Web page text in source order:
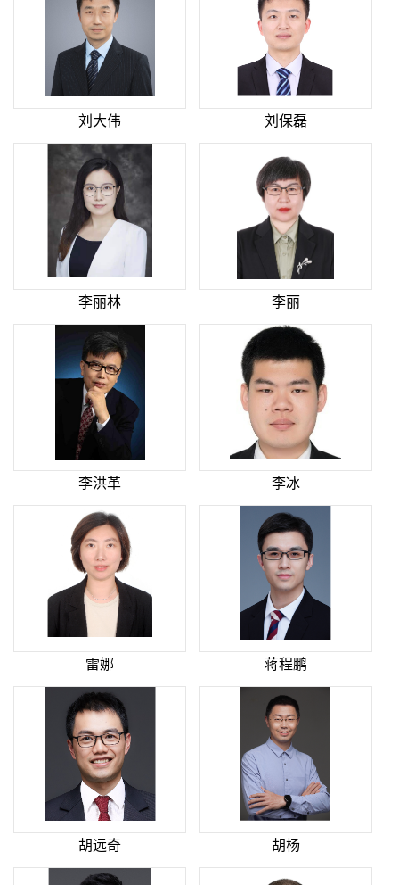
刘大伟 刘保磊
李丽林 李丽
李洪革 李冰
雷娜 蒋程鹏
胡远奇 胡杨